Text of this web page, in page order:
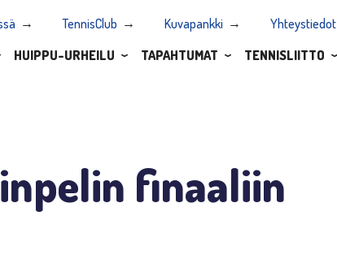
TennisClub Kuvapankki Yhteystiedot
HUIPPU-URHEILU TAPAHTUMAT TENNISLIITTO
finaaliin